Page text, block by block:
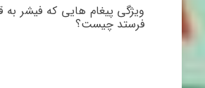
ویژگی پیغام هایی که فیشر به
فرستد چیست؟